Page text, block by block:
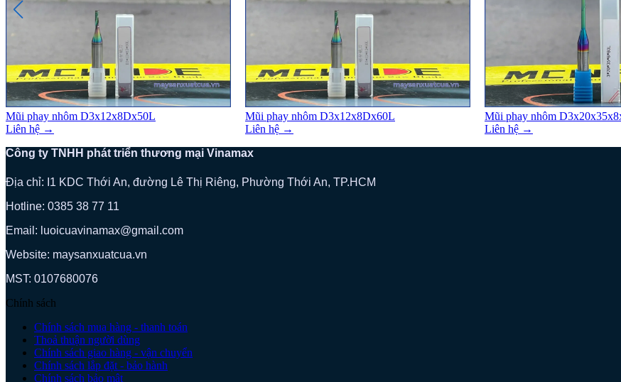
Mũi phay nhôm D3x12x8Dx50L
Liên hệ →
Mũi phay nhôm D3x12x8Dx60L
Liên hệ →
Mũi phay nhôm
Liên hệ →
Công ty TNHH phát triển thương mại Vinamax
Địa chỉ: I1 KDC Thới An, đường Lê Thị Riêng, Phường Thới An, TP.HCM
Hotline: 0385 38 77 11
Email: luoicuavinamax@gmail.com
Website: maysanxuatcua.vn
MST: 0107680076
Chính sách
Chính sách mua hàng - thanh toán
Thoả thuận người dùng
Chính sách giao hàng - vận chuyển
Chính sách lắp đặt - bảo hành
Chính sách bảo mật